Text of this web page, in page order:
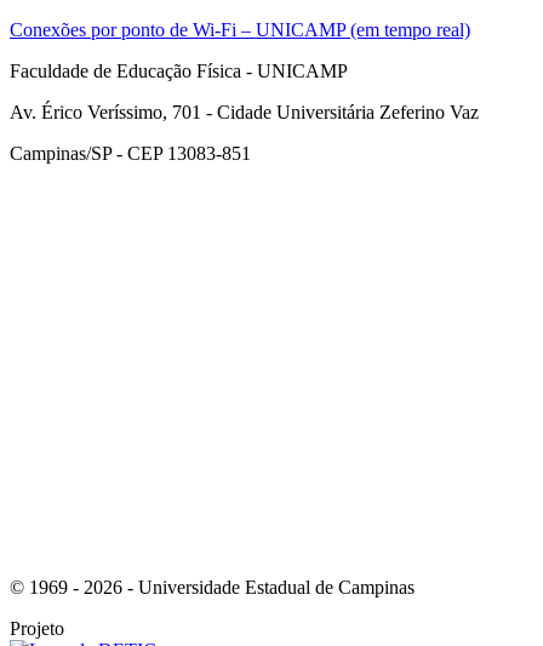
Conexões por ponto de Wi-Fi – UNICAMP (em tempo real)
Faculdade de Educação Física - UNICAMP
Av. Érico Veríssimo, 701 - Cidade Universitária Zeferino Vaz
Campinas/SP - CEP 13083-851
© 1969 - 2026 - Universidade Estadual de Campinas
Projeto